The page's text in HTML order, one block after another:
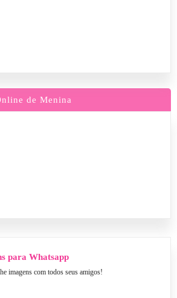
de Menina
para Whatsapp
imagens com todos seus amigos!